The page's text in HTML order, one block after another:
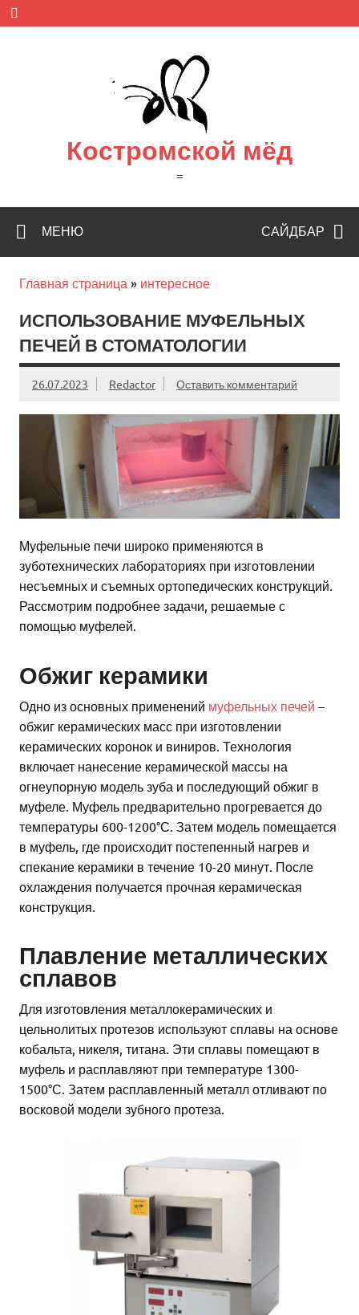
Skip
content
Костромской мёд
=
САЙДБАР
МЕНЮ
Главная страница » интересное
ИСПОЛЬЗОВАНИЕ МУФЕЛЬНЫХ
ПЕЧЕЙ В СТОМАТОЛОГИИ
26.07.2023 Redactor Оставить комментарий
Муфельные печи широко применяются в
зуботехнических лабораториях при изготовлении
несъемных и съемных ортопедических конструкций.
Рассмотрим подробнее задачи, решаемые с
помощью муфелей.
Обжиг керамики
Одно из основных применений муфельных печей –
обжиг керамических масс при изготовлении
керамических коронок и виниров. Технология
включает нанесение керамической массы на
огнеупорную модель зуба и последующий обжиг в
муфеле. Муфель предварительно прогревается до
температуры 600-1200°С. Затем модель помещается
в муфель, где происходит постепенный нагрев и
спекание керамики в течение 10-20 минут. После
охлаждения получается прочная керамическая
конструкция.
Плавление металлических
сплавов
Для изготовления металлокерамических и
цельнолитых протезов используют сплавы на основе
кобальта, никеля, титана. Эти сплавы помещают в
муфель и расплавляют при температуре 1300-
1500°С. Затем расплавленный металл отливают по
восковой модели зубного протеза.